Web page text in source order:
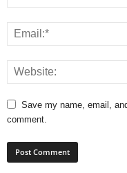
Save my name, email,
comment.